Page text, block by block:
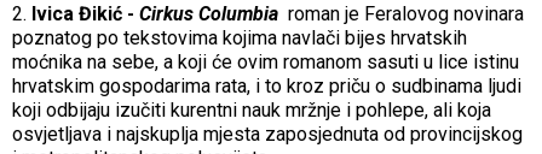
2. Ivica Đikić - Cirkus Columbia roman je Feralovog novinara
poznatog po tekstovima kojima navlači bijes hrvatskih
moćnika na sebe, a koji će ovim romanom sasuti u lice istinu
hrvatskim gospodarima rata, i to kroz priču o sudbinama ljudi
koji odbijaju izučiti kurentni nauk mržnje i pohlepe, ali koja
osvjetljava i najskuplja mjesta zaposjednuta od provincijskog